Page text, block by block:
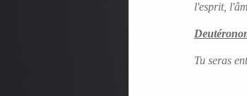
l'esprit,
Tu seras